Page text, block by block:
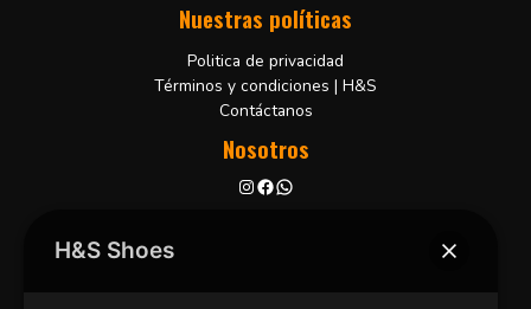
Nuestras políticas
Politica de privacidad
Términos y condiciones | H&S
Contáctanos
Nosotros
H&S Shoes